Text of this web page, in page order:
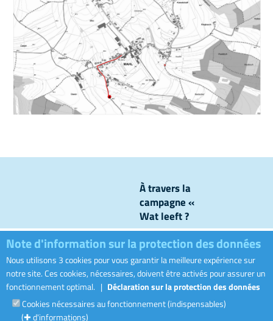
Note d'information sur la protection des données
Nous utilisons 3 cookies pour vous garantir la meilleure expérience sur
notre site. Ces cookies, nécessaires, doivent être activés pour assurer un
fonctionnement optimal. | Déclaration sur la protection des données
Cookies nécessaires au fonctionnement (indispensables)
(✚ d'informations)
À travers la
campagne «
Wat leeft ?
», nous
levons le
voile sur ce
qui se passe
dans nos
canalisations
Visiter le site